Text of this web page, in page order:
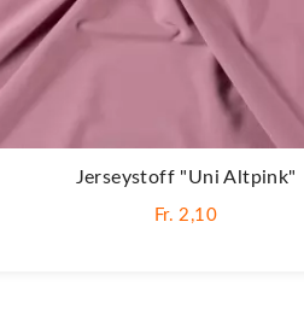
Jerseystoff "Uni Altpink"
Fr. 2,10